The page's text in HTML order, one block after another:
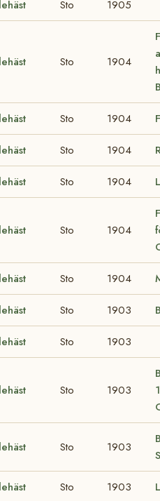
Sto 1905
Sto 1904
Sto 1904
Sto 1904
Sto 1904
Sto 1904
Sto 1904
Sto 1903
Sto 1903
Sto 1903
Sto 1903
Sto 1903